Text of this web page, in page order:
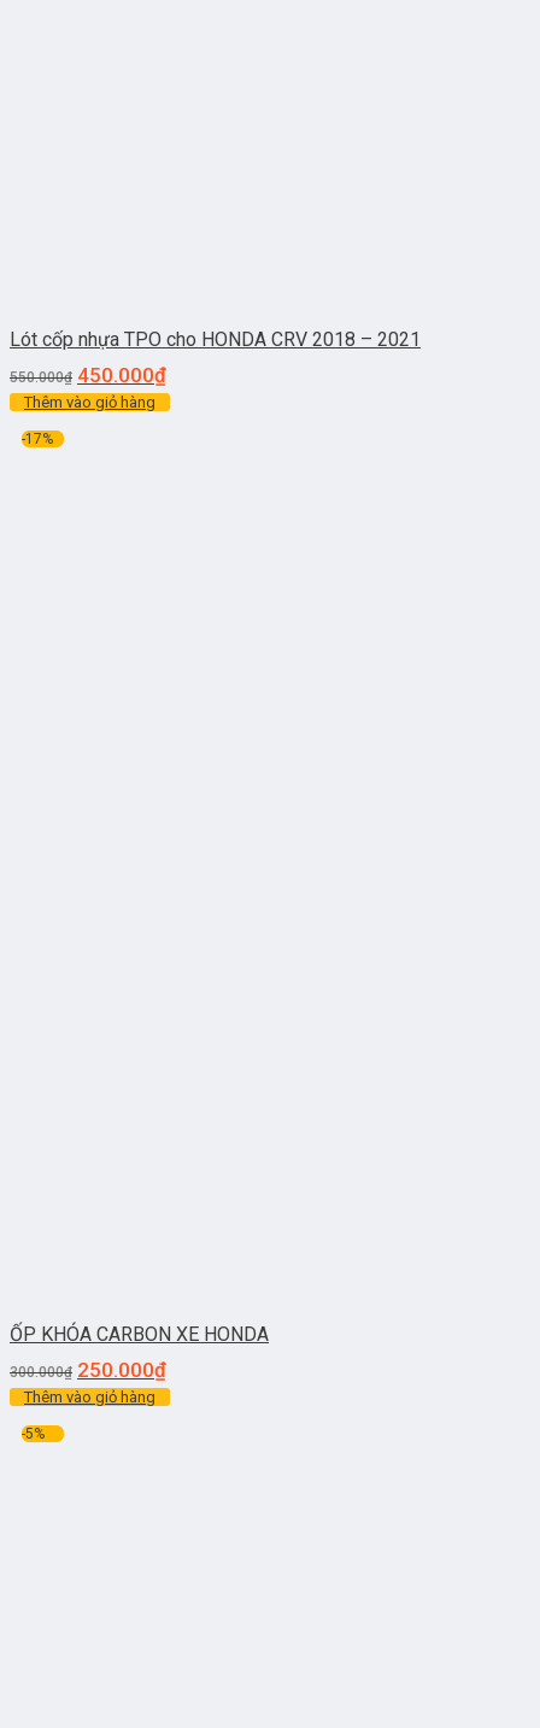
Lót cốp nhựa TPO cho HONDA CRV 2018 – 2021
550.000₫ 450.000₫
Thêm vào giỏ hàng
-17%
ỐP KHÓA CARBON XE HONDA
300.000₫ 250.000₫
Thêm vào giỏ hàng
-5%